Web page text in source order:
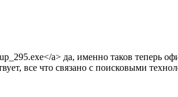
a> да, именно таков теперь
все что связано с поисковыми